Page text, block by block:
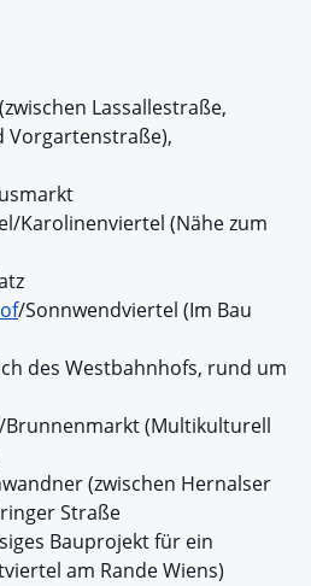
Lassallestraße,
Vorgartenstraße),
Karolinenviertel (Nähe zum
/Sonnwendviertel (Im Bau
des Westbahnhofs, rund um
Brunnenmarkt (Multikulturell
(zwischen Hernalser
Straße
Bauprojekt für ein
am Rande Wiens)